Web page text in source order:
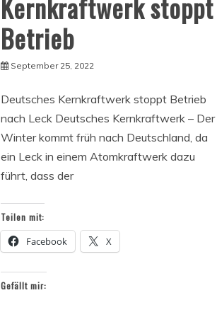
Betrieb
September 25, 2022
Deutsches Kernkraftwerk stoppt Betrieb
nach Leck Deutsches Kernkraftwerk – Der
Winter kommt früh nach Deutschland, da
ein Leck in einem Atomkraftwerk dazu
führt, dass der
Teilen mit:
Facebook X
Gefällt mir: